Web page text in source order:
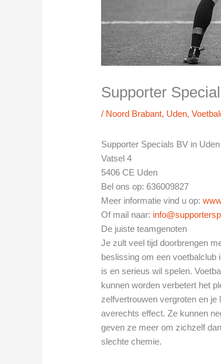
Supporter
/ Noord Brabant, Uden,
Supporter Specials BV in Uden
Vatsel 4
5406 CE Uden
Bel ons op: 636009827
Meer informatie vind u op:
Of mail naar:
De juiste teamgenoten
Je zult veel tijd doorbrengen
beslissing om een voetbalclub
is en serieus wil spelen.
kunnen worden verbetert het
zelfvertrouwen vergroten en je
averechts effect. Ze kunnen
geven ze meer om zichzelf
slechte chemie.